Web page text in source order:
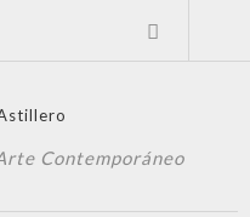
Contemporáneo